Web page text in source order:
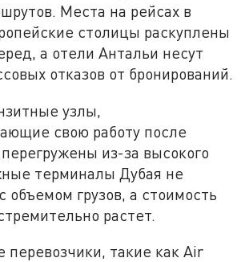
Места на рейсах в
столицы раскуплены
а отели Антальи несут
отказов от бронирований.
узлы,
свою работу после
из-за высокого
терминалы Дубая не
объемом грузов, а стоимость
растет.
перевозчики, такие как Air